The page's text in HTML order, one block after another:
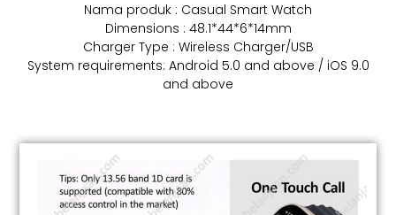
Nama produk : Casual Smart Watch
Dimensions : 48.1*44*6*14mm
Charger Type : Wireless Charger/USB
System requirements: Android 5.0 and above / iOS 9.0
and above